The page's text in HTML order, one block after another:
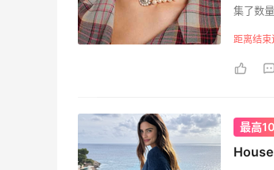
集了数
民币参
英国的
的中文
员，即
距离结
最高
5天20小时
Columbia Sportswear：夏季
比亚运动热卖
Prada、TF 等
满$200享8.5折优惠+部分送
Bloomingdales